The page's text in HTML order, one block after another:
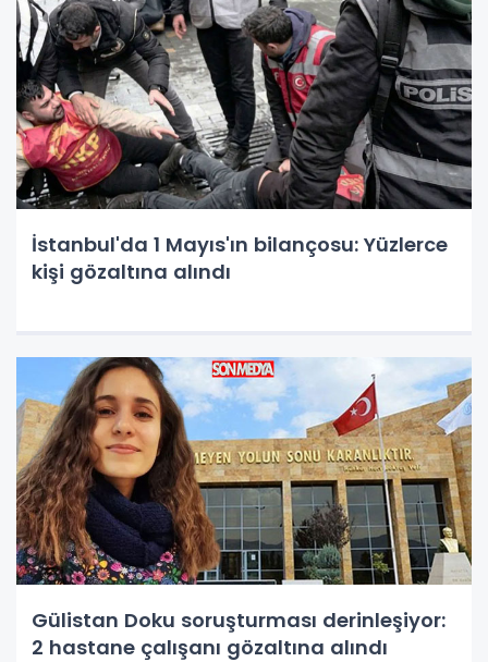
İstanbul'da 1 Mayıs'ın bilançosu: Yüzlerce
kişi gözaltına alındı
Gülistan Doku soruşturması derinleşiyor:
2 hastane çalışanı gözaltına alındı